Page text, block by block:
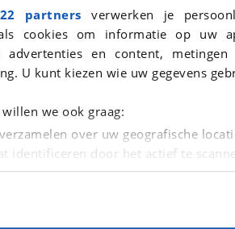
partners verwerken je
cookies om informatie op
advertenties en content,
U kunt kiezen wie uw gegevens
we ook graag:
over uw geografische
identificeren door het actief te
uw persoonlijke gegevens worden